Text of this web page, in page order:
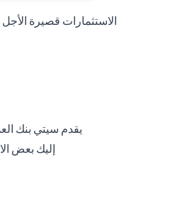
الاستثمارات قصيرة الأجل
يقدم سيتي بنك
إليك بعض